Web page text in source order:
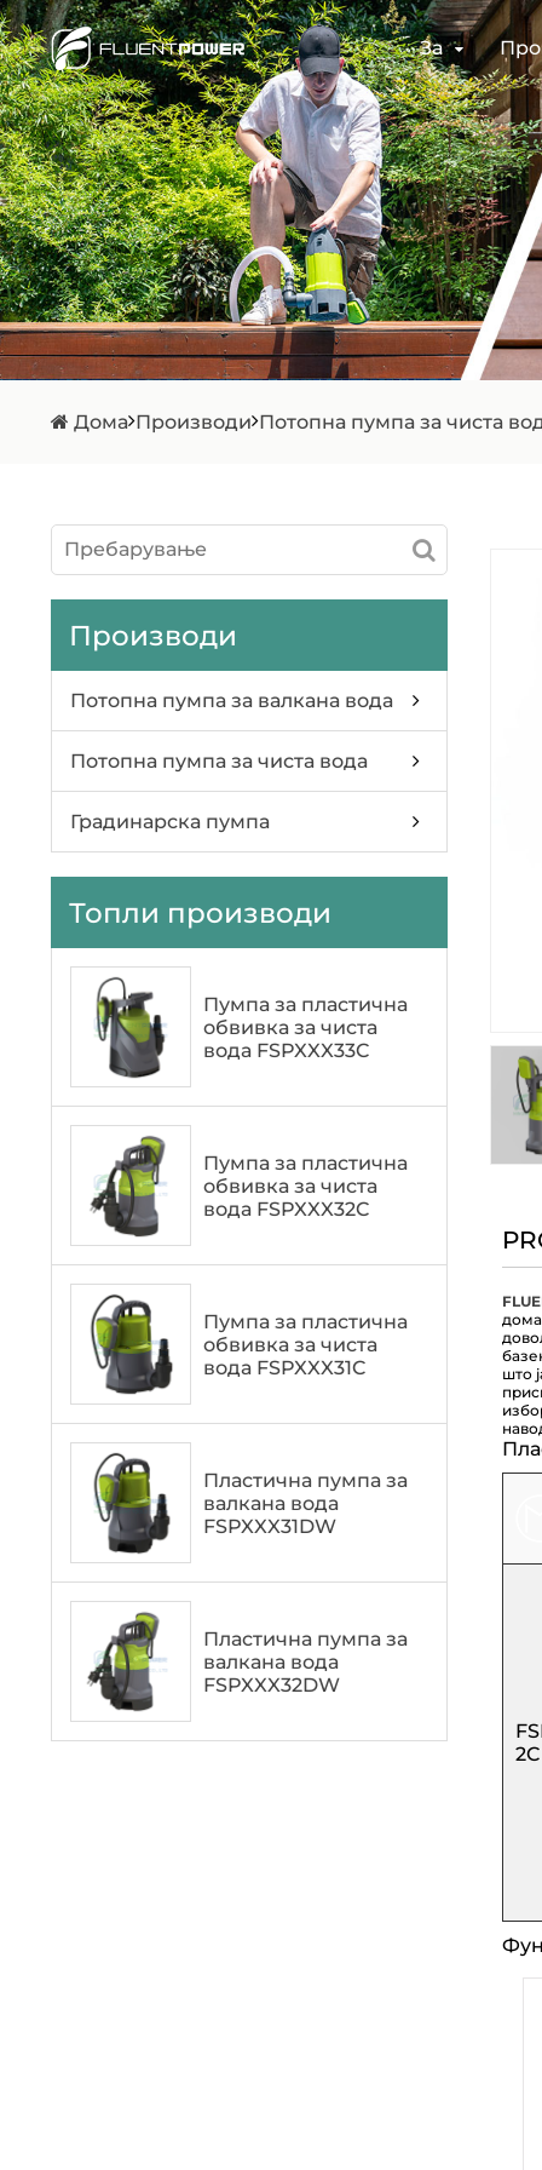
За
Дома Производи Потопна пумпа за чиста
Производи
Потопна пумпа за валкана вода
Потопна пумпа за чиста вода
Градинарска пумпа
Топли производи
Пумпа за пластична
обвивка за чиста
вода FSPXXX33C
Пумпа за пластична
обвивка за чиста
вода FSPXXX32C
Пумпа за пластична
обвивка за чиста
вода FSPXXX31C
Пластична пумпа за
валкана вода
FSPXXX31DW
Пластична пумпа за
валкана вода
FSPXXX32DW
што
2C